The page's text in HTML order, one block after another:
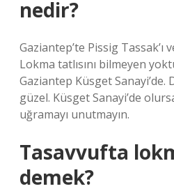
nedir?
Gaziantep’te Pissig Tassak’ı
Lokma tatlısını bilmeyen
Gaziantep Küsget Sanayi’de.
güzel. Küsget Sanayi’de
uğramayı unutmayın.
Tasavvufta
demek?